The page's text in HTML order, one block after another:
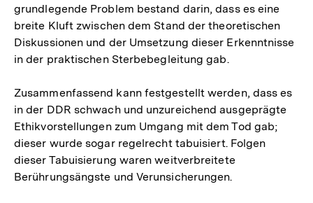
grundlegende Problem bestand darin, dass es eine
breite Kluft zwischen dem Stand der theoretischen
Diskussionen und der Umsetzung dieser Erkenntnisse
in der praktischen Sterbebegleitung gab.
Zusammenfassend kann festgestellt werden, dass es
in der DDR schwach und unzureichend ausgeprägte
Ethikvorstellungen zum Umgang mit dem Tod gab;
dieser wurde sogar regelrecht tabuisiert. Folgen
dieser Tabuisierung waren weitverbreitete
Berührungsängste und Verunsicherungen.